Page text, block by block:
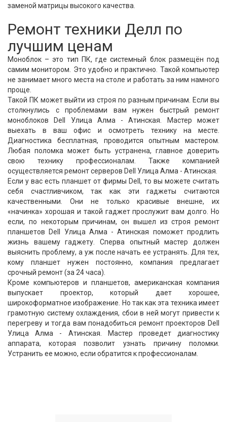
заменой матрицы высокого качества.
Ремонт техники Делл по
лучшим ценам
Моноблок – это тип ПК, где системный блок размещён под
самим монитором. Это удобно и практично. Такой компьютер
не занимает много места на столе и работать за ним намного
проще.
Такой ПК может выйти из строя по разным причинам. Если вы
столкнулись с проблемами вам нужен быстрый ремонт
моноблоков Dell Улица Алма - Атинская. Мастер может
выехать в ваш офис и осмотреть технику на месте.
Диагностика бесплатная, проводится опытным мастером.
Любая поломка может быть устранена, главное доверить
свою технику профессионалам. Также компанией
осуществляется ремонт серверов Dell Улица Алма - Атинская.
Если у вас есть планшет от фирмы Dell, то вы можете считать
себя счастливчиком, так как эти гаджеты считаются
качественными. Они не только красивые внешне, их
«начинка» хорошая и такой гаджет прослужит вам долго. Но
если, по некоторым причинам, он вышел из строя ремонт
планшетов Dell Улица Алма - Атинская поможет продлить
жизнь вашему гаджету. Сперва опытный мастер должен
выяснить проблему, а уж после начать ее устранять. Для тех,
кому планшет нужен постоянно, компания предлагает
срочный ремонт (за 24 часа).
Кроме компьютеров и планшетов, американская компания
выпускает проектор, который дает хорошее,
широкоформатное изображение. Но так как эта техника имеет
грамотную систему охлаждения, сбои в ней могут привести к
перегреву и тогда вам понадобиться ремонт проекторов Dell
Улица Алма - Атинская. Мастер проведет диагностику
аппарата, которая позволит узнать причину поломки.
Устранить ее можно, если обратится к профессионалам.